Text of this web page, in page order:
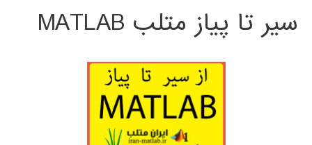
سیر تا پیاز متلب MATLAB